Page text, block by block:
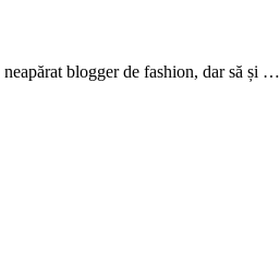
blogger de fashion, dar să și …